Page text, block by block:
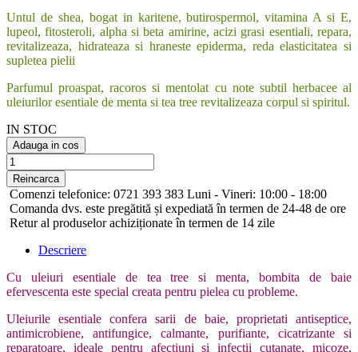
Untul de shea, bogat in karitene, butirospermol, vitamina A si E,
lupeol, fitosteroli, alpha si beta amirine, acizi grasi esentiali, repara,
revitalizeaza, hidrateaza si hraneste epiderma, reda elasticitatea si
supletea pielii
Parfumul proaspat, racoros si mentolat cu note subtil herbacee al
uleiurilor esentiale de menta si tea tree revitalizeaza corpul si spiritul.
IN STOC
Adauga in cos
Comenzi telefonice: 0721 393 383 Luni - Vineri: 10:00 - 18:00
Comanda dvs. este pregătită și expediată în termen de 24-48 de ore
Retur al produselor achiziționate în termen de 14 zile
Descriere
Cu uleiuri esentiale de tea tree si menta, bombita de baie
efervescenta este special creata pentru pielea cu probleme.
Uleiurile esentiale confera sarii de baie, proprietati antiseptice,
antimicrobiene, antifungice, calmante, purifiante, cicatrizante si
reparatoare, ideale pentru afectiuni si infectii cutanate, micoze,